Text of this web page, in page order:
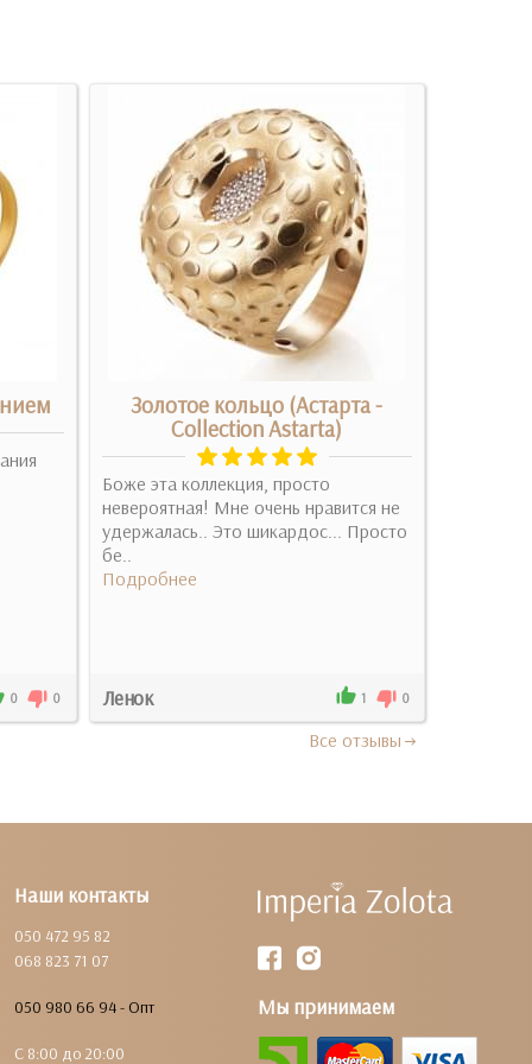
0 0
Золотое кольцо (Астарта -
Collection Astarta)
Боже эта коллекция, просто
невероятная! Мне очень нравится не
удержалась.. Это шикардос... Просто
бе..
Подробнее
Ленок 1 0
Все отзывы
Наши контакты
050 472 95 82
068 823 71 07
050 980 66 94 - Опт
С 8:00 до 20:00
Мы принимаем